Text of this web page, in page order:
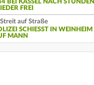
BEI KASSEL NACH STUNDEN
FREI
Streit auf Straße
SCHIESST IN WEINHEIM A
MANN